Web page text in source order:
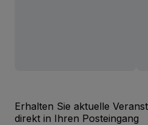
Erhalten Sie aktuelle
direkt in Ihren Posteingang